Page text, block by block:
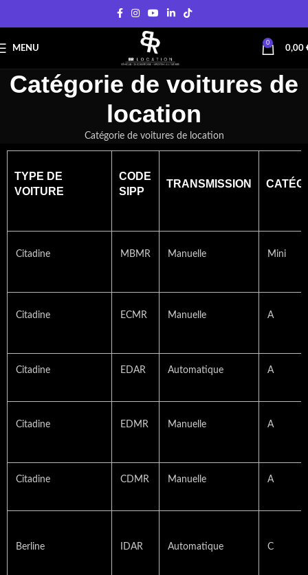
MENU
0
0,00
Catégorie de voitures de
location
Catégorie de voitures de location
TYPE DE
VOITURE
CODE
SIPP
TRANSMISSION
Citadine MBMR Manuelle Mini
Citadine ECMR Manuelle A
Citadine EDAR Automatique A
Citadine EDMR Manuelle A
Citadine CDMR Manuelle A
Berline IDAR Automatique C